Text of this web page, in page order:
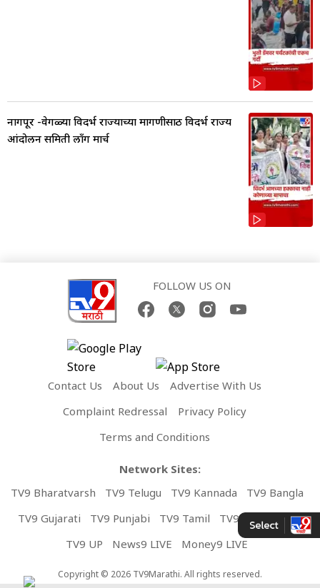
नागपूर -वेगळ्या विदर्भ राज्याच्या मागणीसाठी विदर्भ राज्य
आंदोलन समिती लाँग मार्च
FOLLOW US ON
Contact Us About Us
Advertise With Us
Complaint Redressal
Privacy Policy
Terms and Conditions
Network Sites:
TV9 Bharatvarsh
TV9 Telugu TV9 Kannada
TV9 Bangla
TV9 Gujarati
TV9 Punjabi TV9 Tamil
TV9 Malayalam
TV9 UP
News9 LIVE Money9 LIVE
Copyright © 2026 TV9Marathi. All rights reserved.